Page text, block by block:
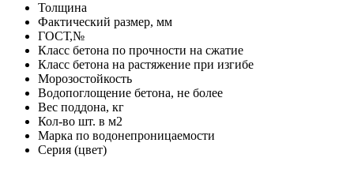
Толщина
Фактический размер, мм
ГОСТ,№
Класс бетона по прочности на сжатие
Класс бетона на растяжение при изгибе
Морозостойкость
Водопоглощение бетона, не более
Вес поддона, кг
Кол-во шт. в м2
Марка по водонепроницаемости
Серия (цвет)